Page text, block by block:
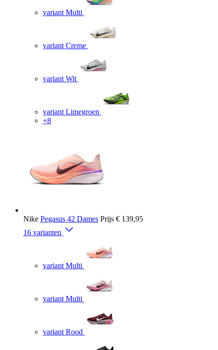
variant Multi
variant Creme
variant Wit
variant Limegroen
+8
Nike Pegasus 42 Dames Prijs € 139,95
16 varianten
variant Multi
variant Multi
variant Rood